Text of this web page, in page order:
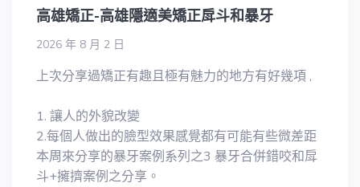
高雄矯正-高雄隱適美矯正戽斗和暴牙
2026 年 8 月 2 日
上次分享過矯正有趣且極有魅力的地方有好幾項 ,
1. 讓人的外貌改變
2.每個人做出的臉型效果感覺都有可能有些微差距
本周來分享的暴牙案例系列之3 暴牙合併錯咬和戽
斗+擁擠案例之分享。